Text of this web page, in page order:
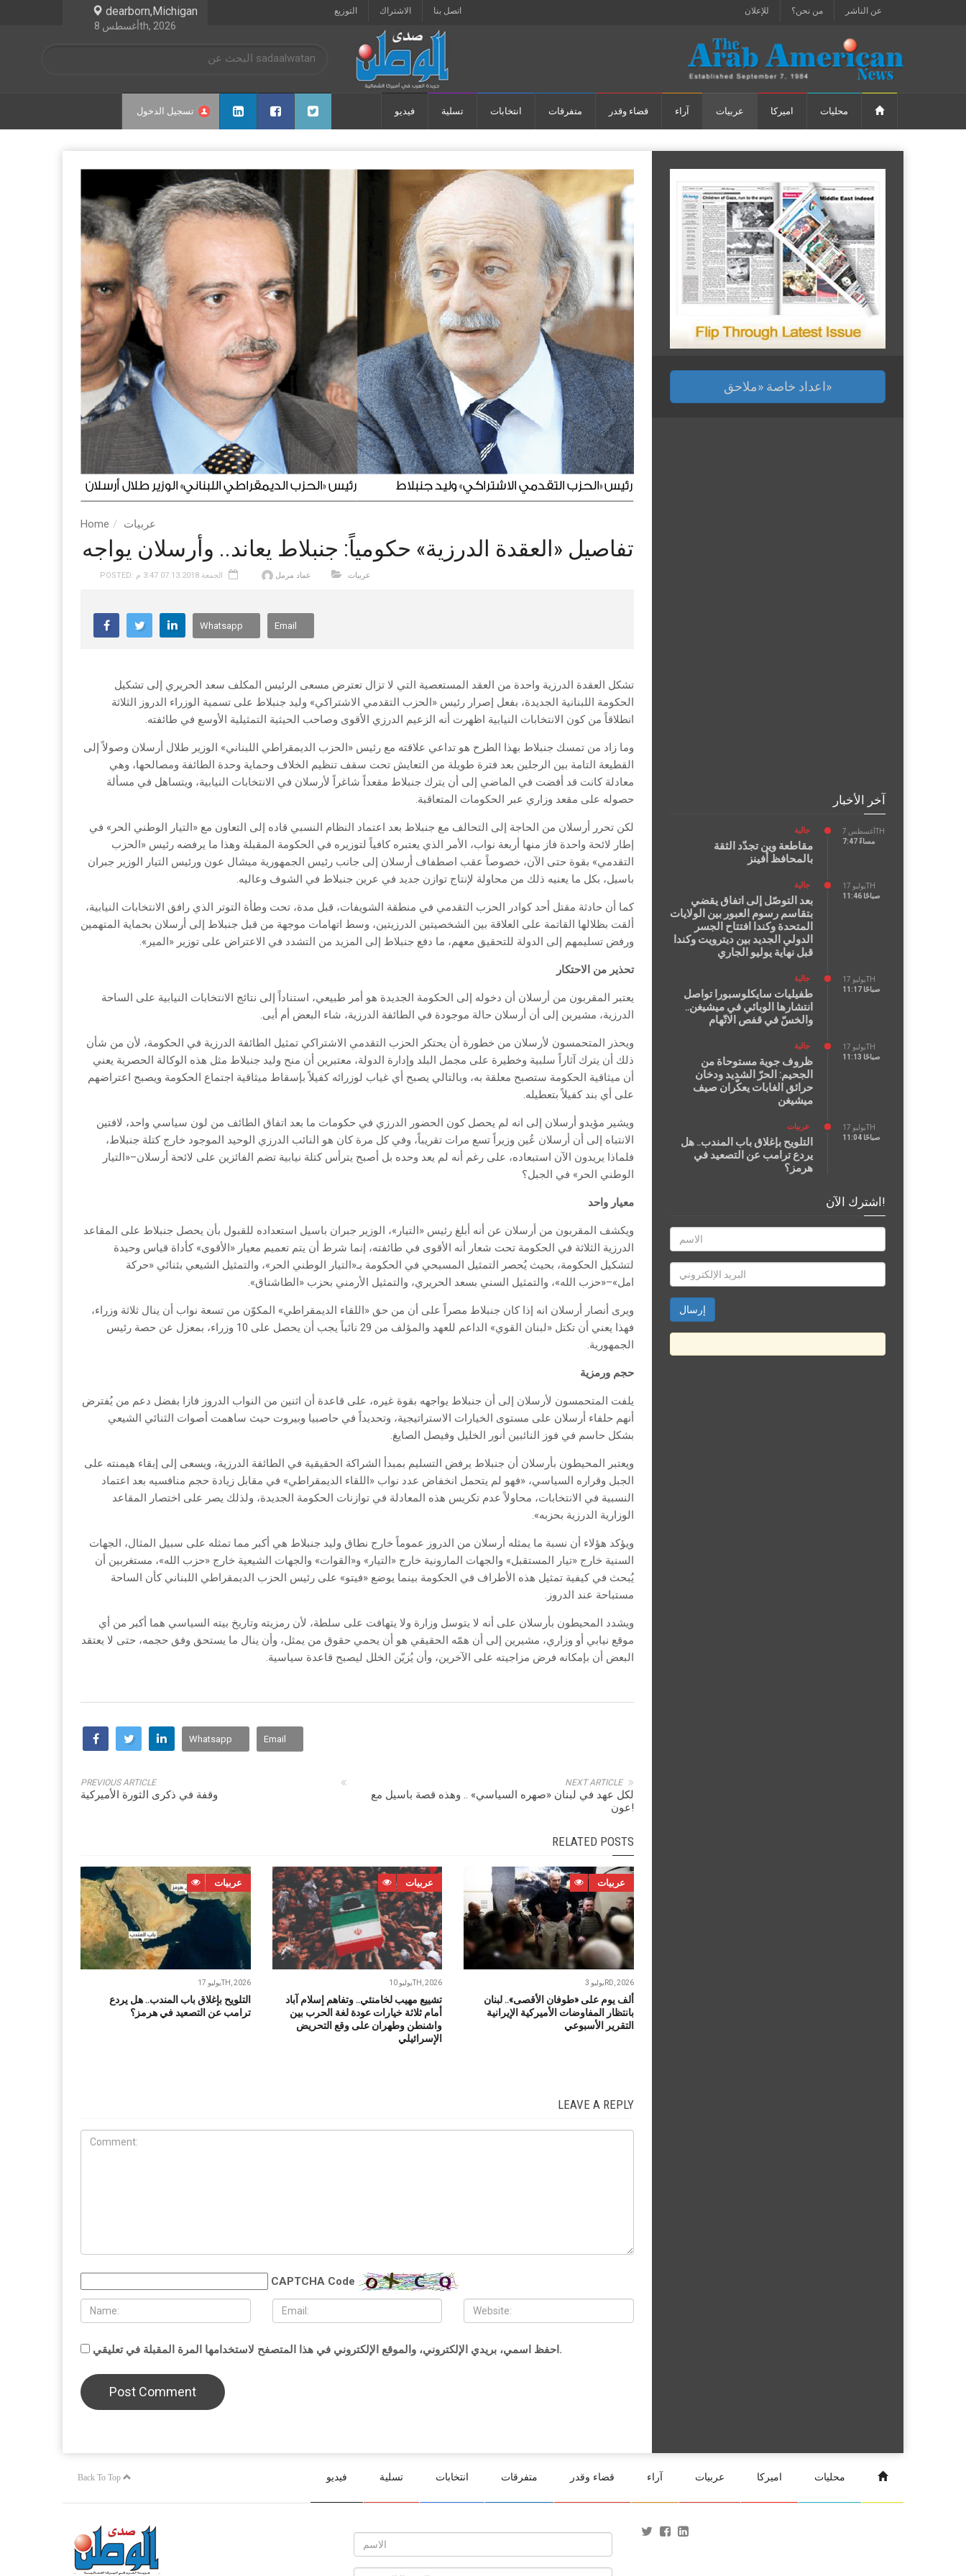
dearborn,Michigan
أغسطس 8th, 2026
اتصل بنا الاشتراك التوزيع عن الناشر من نحن؟ للإعلان
تسجيل الدخول محليات اميركا عربيات آراء قضاء وقدر متفرقات انتخابات تسلية فيديو
Home عربيات
تفاصيل «العقدة الدرزية» حكومياً: جنبلاط يعاند.. وأرسلان يواجه
POSTED: الجمعة 07.13.2018 3:47 م عماد مرمل عربيات
Whatsapp Email
تشكل العقدة الدرزية واحدة من العقد المستعصية التي لا تزال تعترض مسعى الرئيس المكلف سعد الحريري إلى تشكيل
الحكومة اللبنانية الجديدة، بفعل إصرار رئيس «الحزب التقدمي الاشتراكي» وليد جنبلاط على تسمية الوزراء الدروز الثلاثة
انطلاقاً من كون الانتخابات النيابية اظهرت أنه الزعيم الدرزي الأقوى وصاحب الحيثية التمثيلية الأوسع في طائفته.
وما زاد من تمسك جنبلاط بهذا الطرح هو تداعي علاقته مع رئيس «الحزب الديمقراطي اللبناني» الوزير طلال أرسلان وصولاً إلى
القطيعة التامة بين الرجلين بعد فترة طويلة من التعايش تحت سقف تنظيم الخلاف وحماية وحدة الطائفة ومصالحها، وهي
معادلة كانت قد أفضت في الماضي إلى أن يترك جنبلاط مقعداً شاغراً لأرسلان في الانتخابات النيابية، ويتساهل في مسألة
حصوله على مقعد وزاري عبر الحكومات المتعاقبة.
لكن تحرر أرسلان من الحاجة إلى التحالف مع جنبلاط بعد اعتماد النظام النسبي قاده إلى التعاون مع «التيار الوطني الحر» في
إطار لائحة واحدة فاز منها أربعة نواب، الأمر الذي يعتبره كافياً لتوزيره في الحكومة المقبلة وهذا ما يرفضه رئيس «الحزب
التقدمي» بقوة حتى الآن، خصوصاً عقب اصطفاف أرسلان إلى جانب رئيس الجمهورية ميشال عون ورئيس التيار الوزير جبران
باسيل، بكل ما يعنيه ذلك من محاولة لإنتاج توازن جديد في عرين جنبلاط في الشوف وعاليه.
كما أن حادثة مقتل أحد كوادر الحزب التقدمي في منطقة الشويفات، قبل مدة، تحت وطأة التوتر الذي رافق الانتخابات النيابية،
ألقت بظلالها القاتمة على العلاقة بين الشخصيتين الدرزيتين، وسط اتهامات موجهة من قبل جنبلاط إلى أرسلان بحماية المتهمين
ورفض تسليمهم إلى الدولة للتحقيق معهم، ما دفع جنبلاط إلى المزيد من التشدد في الاعتراض على توزير «المير».
تحذير من الاحتكار
يعتبر المقربون من أرسلان أن دخوله إلى الحكومة الجديدة هو أمر طبيعي، استناداً إلى نتائج الانتخابات النيابية على الساحة
الدرزية، مشيرين إلى أن أرسلان حالة موجودة في الطائفة الدرزية، شاء البعض أم أبى.
ويحذر المتحمسون لأرسلان من خطورة أن يحتكر الحزب التقدمي الاشتراكي تمثيل الطائفة الدرزية في الحكومة، لأن من شأن
ذلك أن يترك آثاراً سلبية وخطيرة على مجمل البلد وإدارة الدولة، معتبرين أن منح وليد جنبلاط مثل هذه الوكالة الحصرية يعني
أن ميثاقية الحكومة ستصبح معلقة به، وبالتالي يصبح أي غياب لوزرائه كفيلاً بإسقاط ميثاقية اجتماع الحكومة ويصبح اعتراضهم
على أي بند كفيلاً بتعطيله.
ويشير مؤيدو أرسلان إلى انه لم يحصل كون الحضور الدرزي في حكومات ما بعد اتفاق الطائف من لون سياسي واحد، لافتين
الانتباه إلى أن أرسلان عُين وزيراً تسع مرات تقريباً، وفي كل مرة كان هو النائب الدرزي الوحيد الموجود خارج كتلة جنبلاط،
فلماذا يريدون الآن استبعاده، على رغم أنه لم يعد وحده بل أصبح يترأس كتلة نيابية تضم الفائزين على لائحة أرسلان–«التيار
الوطني الحر» في الجبل؟
معيار واحد
ويكشف المقربون من أرسلان عن أنه أبلغ رئيس «التيار»، الوزير جبران باسيل استعداده للقبول بأن يحصل جنبلاط على المقاعد
الدرزية الثلاثة في الحكومة تحت شعار أنه الأقوى في طائفته، إنما شرط أن يتم تعميم معيار «الأقوى» كأداة قياس وحيدة
لتشكيل الحكومة، بحيث يُحصر التمثيل المسيحي في الحكومة بـ«التيار الوطني الحر»، والتمثيل الشيعي بثنائي «حركة
امل»–«حزب الله»، والتمثيل السني بسعد الحريري، والتمثيل الأرمني بحزب «الطاشناق».
ويرى أنصار أرسلان انه إذا كان جنبلاط مصراً على أن من حق «اللقاء الديمقراطي» المكوّن من تسعة نواب أن ينال ثلاثة وزراء،
فهذا يعني أن تكتل «لبنان القوي» الداعم للعهد والمؤلف من 29 نائباً يجب أن يحصل على 10 وزراء، بمعزل عن حصة رئيس
الجمهورية.
حجم ورمزية
يلفت المتحمسون لأرسلان إلى أن جنبلاط يواجهه بقوة غيره، على قاعدة أن اثنين من النواب الدروز فازا بفضل دعم من يُفترض
أنهم حلفاء أرسلان على مستوى الخيارات الاستراتيجية، وتحديداً في حاصبيا وبيروت حيث ساهمت أصوات الثنائي الشيعي
بشكل حاسم في فوز النائبين أنور الخليل وفيصل الصايغ.
ويعتبر المحيطون بأرسلان أن جنبلاط يرفض التسليم بمبدأ الشراكة الحقيقية في الطائفة الدرزية، ويسعى إلى إبقاء هيمنته على
الجبل وقراره السياسي، «فهو لم يتحمل انخفاض عدد نواب «اللقاء الديمقراطي» في مقابل زيادة حجم منافسيه بعد اعتماد
النسبية في الانتخابات، محاولاً عدم تكريس هذه المعادلة في توازنات الحكومة الجديدة، ولذلك يصر على اختصار المقاعد
الوزارية الدرزية بحزبه».
ويؤكد هؤلاء أن نسبة ما يمثله أرسلان من الدروز عموماً خارج نطاق وليد جنبلاط هي أكبر مما تمثله على سبيل المثال، الجهات
السنية خارج «تيار المستقبل» والجهات المارونية خارج «التيار» و«القوات» والجهات الشيعية خارج «حزب الله»، مستغربين أن
يُبحث في كيفية تمثيل هذه الأطراف في الحكومة بينما يوضع «فيتو» على رئيس الحزب الديمقراطي اللبناني كأن الساحة
مستباحة عند الدروز.
ويشدد المحيطون بأرسلان على أنه لا يتوسل وزارة ولا يتهافت على سلطة، لأن رمزيته وتاريخ بيته السياسي هما أكبر من أي
موقع نيابي أو وزاري، مشيرين إلى أن همّه الحقيقي هو أن يحمي حقوق من يمثل، وأن ينال ما يستحق وفق حجمه، حتى لا يعتقد
البعض أن بإمكانه فرض مزاجيته على الآخرين، وأن يُزيّن الخلل ليصبح قاعدة سياسية.
Whatsapp Email
NEXT ARTICLE
لكل عهد في لبنان «صهره السياسي» .. وهذه قصة باسيل مع
عون!
PREVIOUS ARTICLE
وقفة في ذكرى الثورة الأميركية
RELATED POSTS
عربيات
يوليو 17TH, 2026
التلويح بإغلاق باب المندب.. هل يردع
ترامب عن التصعيد في هرمز؟
عربيات
يوليو 10TH, 2026
تشييع مهيب لخامنئي.. وتفاهم إسلام آباد
أمام ثلاثة خيارات عودة لغة الحرب بين
واشنطن وطهران على وقع التحريض
الإسرائيلي
عربيات
يوليو 3RD, 2026
ألف يوم على «طوفان الأقصى».. لبنان
بانتظار المفاوضات الأميركية الإيرانية
التقرير الأسبوعي
LEAVE A REPLY
CAPTCHA Code
احفظ اسمي، بريدي الإلكتروني، والموقع الإلكتروني في هذا المتصفح لاستخدامها المرة المقبلة في تعليقي.
اعداد خاصة «ملاحق»
آخر الأخبار
أغسطس 7TH
7:47 مساءً
جالية
مقاطعة وين تجدّد الثقة
بالمحافظ أفينز
يوليو 17TH
11:46 صباحًا
جالية
بعد التوصّل إلى اتفاق يقضي
بتقاسم رسوم العبور بين الولايات
المتحدة وكندا افتتاح الجسر
الدولي الجديد بين ديترويت وكندا
قبل نهاية يوليو الجاري
يوليو 17TH
11:17 صباحًا
جالية
طفيليات سايكلوسبورا تواصل
انتشارها الوبائي في ميشيغن..
والخسّ في قفص الاتّهام
يوليو 17TH
11:13 صباحًا
جالية
ظروف جوية مستوحاة من
الجحيم: الحرّ الشديد ودخان
حرائق الغابات يعكّران صيف
ميشيغن
يوليو 17TH
11:04 صباحًا
عربيات
التلويح بإغلاق باب المندب.. هل
يردع ترامب عن التصعيد في
هرمز؟
اشترك الآن!
محليات اميركا عربيات آراء قضاء وقدر متفرقات انتخابات تسلية فيديو Back To Top